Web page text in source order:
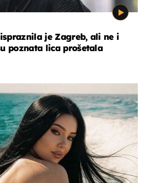
je Zagreb, ali ne i
poznata lica prošetala